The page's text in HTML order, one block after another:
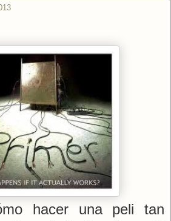
hacer una peli tan